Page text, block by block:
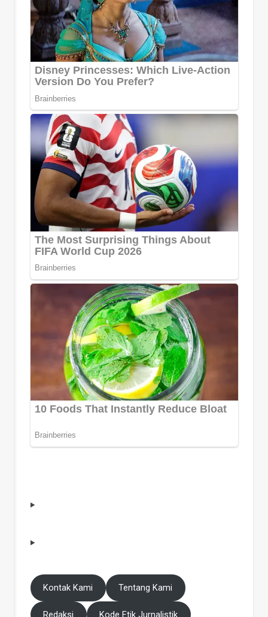
Kontak Kami Tentang Kami
Redaksi Kode Etik Jurnalistik